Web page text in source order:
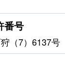
番号
（7）6137号